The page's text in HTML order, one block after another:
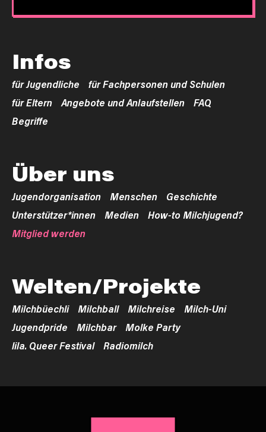
Infos
für Jugendliche
für Fachpersonen und Schulen
für Eltern
Angebote und Anlaufstellen
FAQ
Begriffe
Über uns
Jugendorganisation Menschen
Geschichte
Unterstützer*innen
Medien
How-to Milchjugend?
Mitglied werden
Welten/Projekte
Milchbüechli Milchball Milchreise
Milch-Uni
Jugendpride
Milchbar
Molke Party
lila. Queer Festival
Radiomilch